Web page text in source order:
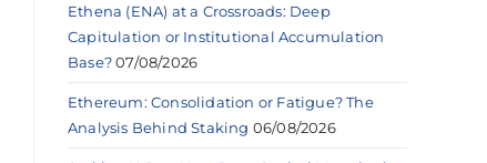
Ethena (ENA) at a Crossroads: Deep
Capitulation or Institutional Accumulation
Base? 07/08/2026
Ethereum: Consolidation or Fatigue? The
Analysis Behind Staking 06/08/2026